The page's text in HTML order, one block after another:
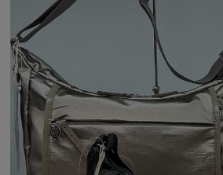
リュックベルト裏とリュックの背面には、
夏場などの汗をかく季節でも安心です。
● リュックベルト
リュックベルトは上下で調節でき、パッ
● セーフティロック機能
メインファスナーへは不用意に開かない
旅行や人混みなどでも安心です。